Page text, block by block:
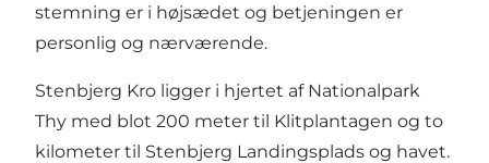
stemning er i højsædet og betjeningen er
personlig og nærværende.
Stenbjerg Kro ligger i hjertet af Nationalpark
Thy med blot 200 meter til Klitplantagen og to
kilometer til Stenbjerg Landingsplads og havet.